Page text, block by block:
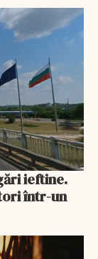
ieftine.
într-un